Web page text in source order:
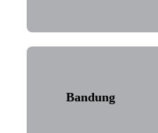
Bandung